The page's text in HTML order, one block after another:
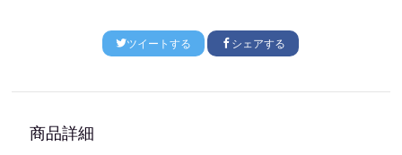
ツイートする シェアする
商品詳細